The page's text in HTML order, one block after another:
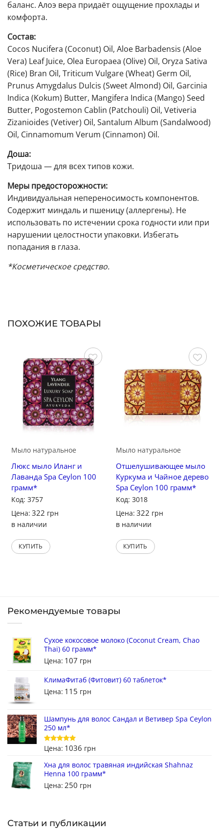
баланс. Алоэ вера придаёт ощущение прохлады и
комфорта.
Состав:
Cocos Nucifera (Coconut) Oil, Aloe Barbadensis (Aloe
Vera) Leaf Juice, Olea Europaea (Olive) Oil, Oryza Sativa
(Rice) Bran Oil, Triticum Vulgare (Wheat) Germ Oil,
Prunus Amygdalus Dulcis (Sweet Almond) Oil, Garcinia
Indica (Kokum) Butter, Mangifera Indica (Mango) Seed
Butter, Pogostemon Cablin (Patchouli) Oil, Vetiveria
Zizanioides (Vetiver) Oil, Santalum Album (Sandalwood)
Oil, Cinnamomum Verum (Cinnamon) Oil.
Доша:
Тридоша — для всех типов кожи.
Меры предосторожности:
Индивидуальная непереносимость компонентов.
Содержит миндаль и пшеницу (аллергены). Не
использовать по истечении срока годности или при
нарушении целостности упаковки. Избегать
попадания в глаза.
*Косметическое средство.
ПОХОЖИЕ ТОВАРЫ
Сохранить
Мыло натуральное
Люкс мыло Иланг и
Лаванда Spa Ceylon 100
грамм*
Код: 3757
Цена: 322 грн
в наличии
КУПИТЬ
Сохранить
Мыло натуральное
Отшелушивающее мыло
Куркума и Чайное дерево
Spa Ceylon 100 грамм*
Код: 3018
Цена: 322 грн
в наличии
КУПИТЬ
Рекомендуемые товары
Сухое кокосовое молоко (Coconut Cream, Chao
Thai) 60 грамм*
Цена: 107 грн
КлимаФитаб (Фитовит) 60 таблеток*
Цена: 115 грн
Шампунь для волос Сандал и Ветивер Spa Ceylon
250 мл*
Оценка 5
из 5
Цена: 1036 грн
Хна для волос травяная индийская Shahnaz
Henna 100 грамм*
Цена: 250 грн
Статьи и публикации